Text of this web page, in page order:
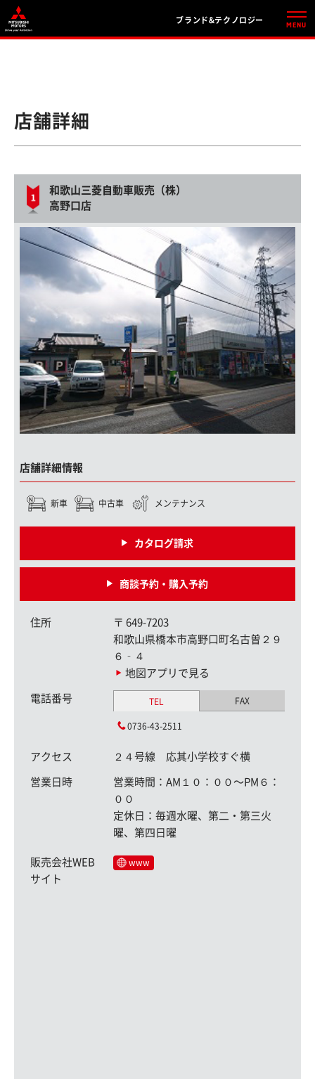
ブランド&テクノロジー
店舗詳細
和歌山三菱自動車販売（株）
高野口店
店舗詳細情報
新車 中古車 メンテナンス
カタログ請求
商談予約・購入予約
住所 〒 649-7203
和歌山県橋本市高野口町名古曽２９
６‐４
地図アプリで見る
電話番号 TEL FAX
0736-43-2511
アクセス ２４号線 応其小学校すぐ横
営業日時
営業時間：AM１０：００〜PM６：
００
定休日：毎週水曜、第二・第三火
曜、第四日曜
販売会社WEB
サイト
www